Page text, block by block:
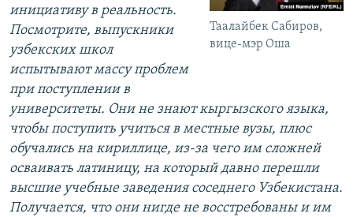
Таалайбек Сабиров,
вице-мэр Оша
инициативу в реальность.
Посмотрите, выпускники
узбекских школ
испытывают массу проблем
при поступлении в
университеты. Они не знают кыргызского языка,
чтобы поступить учиться в местные вузы, плюс
обучались на кириллице, из-за чего им сложней
осваивать латиницу, на который давно перешли
высшие учебные заведения соседнего Узбекистана.
Получается, что они нигде не восстребованы и им